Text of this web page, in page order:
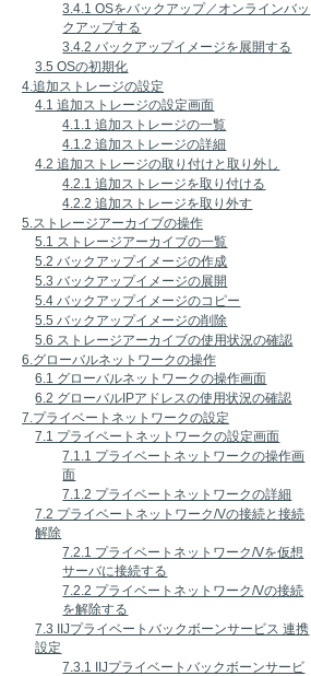
3.4.1 OSをバックアップ／オンラインバッ
クアップする
3.4.2 バックアップイメージを展開する
3.5 OSの初期化
4.追加ストレージの設定
4.1 追加ストレージの設定画面
4.1.1 追加ストレージの一覧
4.1.2 追加ストレージの詳細
4.2 追加ストレージの取り付けと取り外し
4.2.1 追加ストレージを取り付ける
4.2.2 追加ストレージを取り外す
5.ストレージアーカイブの操作
5.1 ストレージアーカイブの一覧
5.2 バックアップイメージの作成
5.3 バックアップイメージの展開
5.4 バックアップイメージのコピー
5.5 バックアップイメージの削除
5.6 ストレージアーカイブの使用状況の確認
6.グローバルネットワークの操作
6.1 グローバルネットワークの操作画面
6.2 グローバルIPアドレスの使用状況の確認
7.プライベートネットワークの設定
7.1 プライベートネットワークの設定画面
7.1.1 プライベートネットワークの操作画
面
7.1.2 プライベートネットワークの詳細
7.2 プライベートネットワーク/Vの接続と接続
解除
7.2.1 プライベートネットワーク/Vを仮想
サーバに接続する
7.2.2 プライベートネットワーク/Vの接続
を解除する
7.3 IIJプライベートバックボーンサービス 連携
設定
7.3.1 IIJプライベートバックボーンサービ